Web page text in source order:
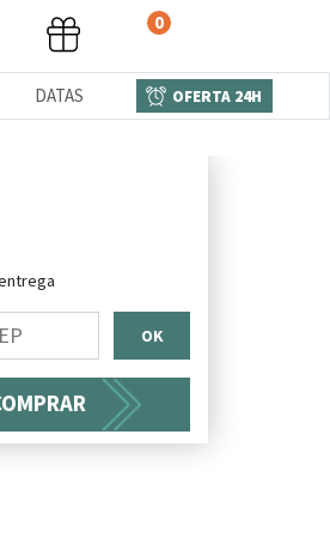
0
DATAS OFERTA 24H
OK